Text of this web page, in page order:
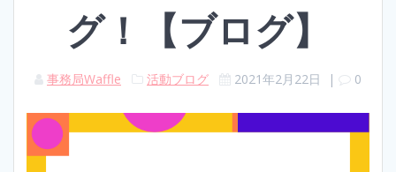
グ！【ブログ】
事務局Waffle 活動ブログ 2021年2月22日 | 0